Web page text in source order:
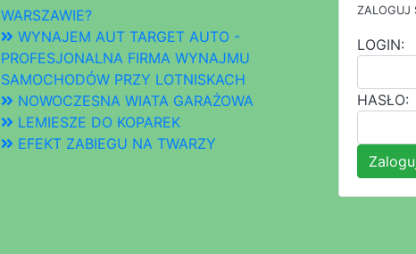
WARSZAWIE?
WYNAJEM AUT TARGET AUTO -
PROFESJONALNA FIRMA WYNAJMU
SAMOCHODÓW PRZY LOTNISKACH
NOWOCZESNA WIATA GARAŻOWA
LEMIESZE DO KOPAREK
EFEKT ZABIEGU NA TWARZY
ZALOGUJ
LOGIN:
HASŁO: